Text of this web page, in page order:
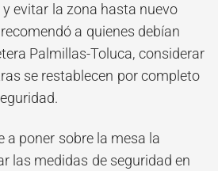
evitar la zona hasta nuevo
a quienes debían
Palmillas-Toluca, considerar
se restablecen por completo
a poner sobre la mesa la
las medidas de seguridad en